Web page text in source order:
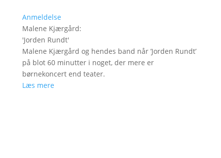
Anmeldelse
Malene Kjærgård:
'Jorden Rundt'
Malene Kjærgård og hendes band når ’Jorden Rundt’
på blot 60 minutter i noget, der mere er
børnekoncert end teater.
Læs mere